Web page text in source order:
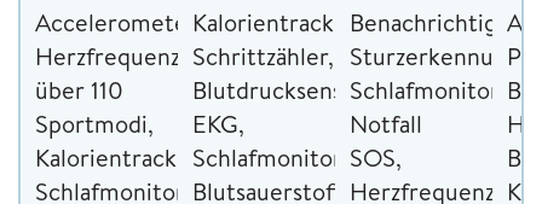
Accelerometer,
Herzfrequenzmesser,
über 110
Sportmodi,
Kalorientracker,
Schlafmonitoring,
Kalorientracker,
Schrittzähler,
Blutdrucksensor,
EKG,
Schlafmonitoring,
Blutsauerstoffsensor,
Sturzerkennung,
Schlafmonitoring,
Notfall
SOS,
KI-